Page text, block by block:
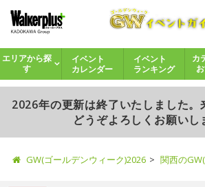
エリアから探
す
イベント
カレンダー
イベント
ランキング
カ
2026年の更新は終了いたしました。
どうぞよろしくお願いし
GW(ゴールデンウィーク)2026 関西の